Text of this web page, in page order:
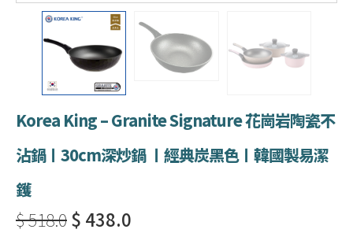
Korea King – Granite Signature 花崗岩陶瓷不
沾鍋〡30cm深炒鍋 〡經典炭黑色〡韓國製易潔
鑊
$ 518.0$ 438.0